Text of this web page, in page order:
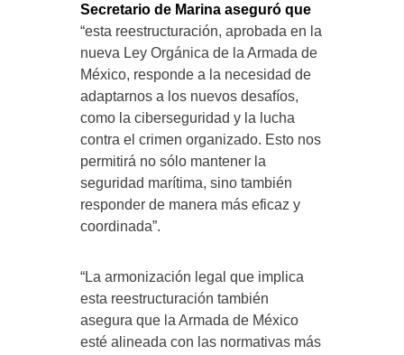
Secretario de Marina aseguró que
“esta reestructuración, aprobada en la
nueva Ley Orgánica de la Armada de
México, responde a la necesidad de
adaptarnos a los nuevos desafíos,
como la ciberseguridad y la lucha
contra el crimen organizado. Esto nos
permitirá no sólo mantener la
seguridad marítima, sino también
responder de manera más eficaz y
coordinada”.
“La armonización legal que implica
esta reestructuración también
asegura que la Armada de México
esté alineada con las normativas más